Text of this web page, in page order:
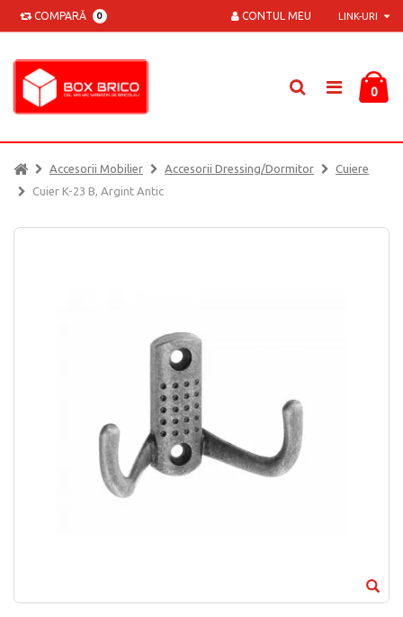
COMPARĂ 0 LINK-URI
CONTUL MEU
0
Accesorii Mobilier Accesorii Dressing/dormitor
Cuiere
Cuier K-23 B, Argint Antic